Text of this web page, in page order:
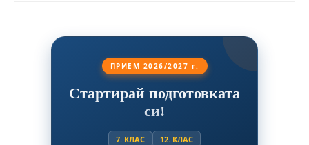
ПРИЕМ 2026/2027 г.
Стартирай подготовката
си!
7. КЛАС 12. КЛАС